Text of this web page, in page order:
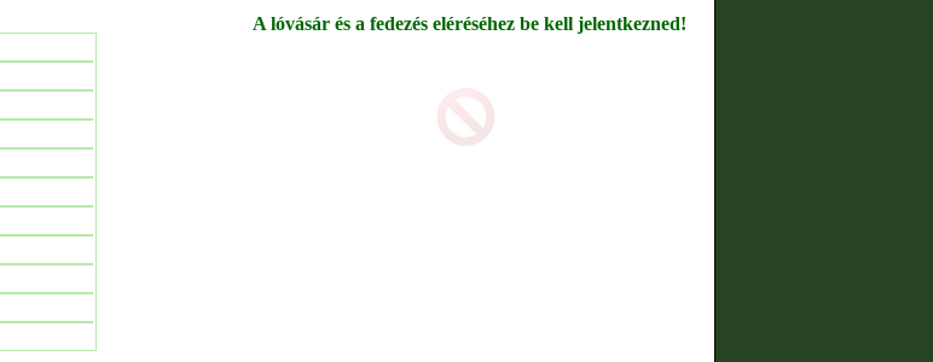
A lóvásár és a fedezés eléréséhez be kell jelentkezned!